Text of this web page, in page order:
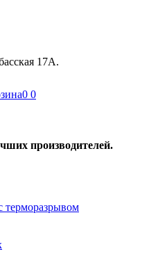
17А.
0 0
производителей.
терморазрывом